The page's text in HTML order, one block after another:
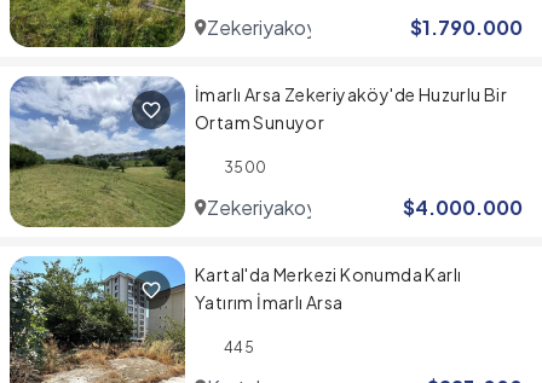
Zekeriyakoy $1.790.000
İmarlı Arsa Zekeriyaköy'de Huzurlu Bir
Ortam Sunuyor
3500
Zekeriyakoy $4.000.000
Kartal'da Merkezi Konumda Karlı
Yatırım İmarlı Arsa
445